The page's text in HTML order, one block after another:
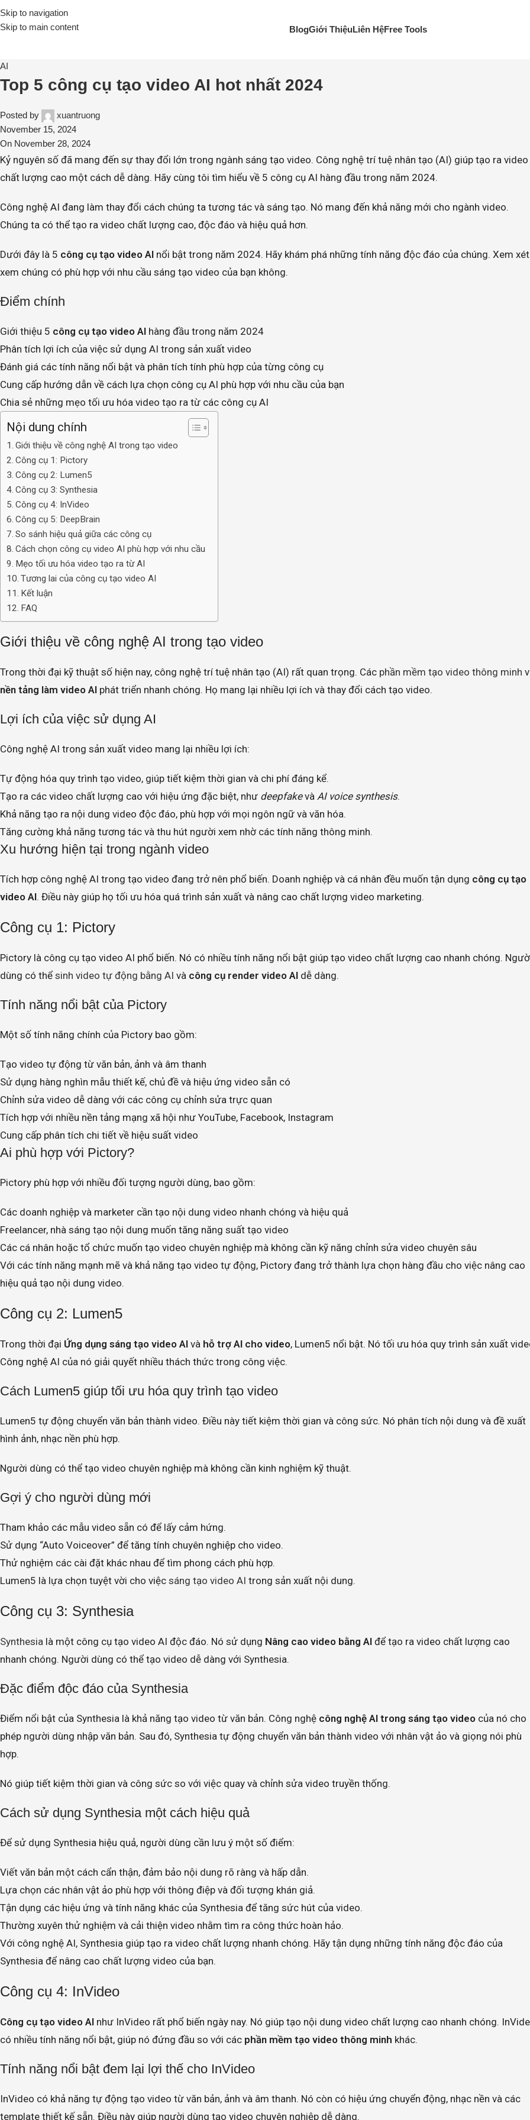
Skip to navigation
Skip to main content
BlogGiới ThiệuLiên HệFree Tools
AI
Top 5 công cụ tạo video AI hot nhất 2024
Posted by
xuantruong
November 15, 2024
On November 28, 2024
Kỷ nguyên số đã mang đến sự thay đổi lớn trong ngành sáng tạo video. Công nghệ trí tuệ nhân tạo (AI) giúp tạo ra video
chất lượng cao một cách dễ dàng. Hãy cùng tôi tìm hiểu về 5 công cụ AI hàng đầu trong năm 2024.
Công nghệ AI đang làm thay đổi cách chúng ta tương tác và sáng tạo. Nó mang đến khả năng mới cho ngành video.
Chúng ta có thể tạo ra video chất lượng cao, độc đáo và hiệu quả hơn.
Dưới đây là 5 công cụ tạo video AI nổi bật trong năm 2024. Hãy khám phá những tính năng độc đáo của chúng. Xem xét
xem chúng có phù hợp với nhu cầu sáng tạo video của bạn không.
Điểm chính
Giới thiệu 5 công cụ tạo video AI hàng đầu trong năm 2024
Phân tích lợi ích của việc sử dụng AI trong sản xuất video
Đánh giá các tính năng nổi bật và phân tích tính phù hợp của từng công cụ
Cung cấp hướng dẫn về cách lựa chọn công cụ AI phù hợp với nhu cầu của bạn
Chia sẻ những mẹo tối ưu hóa video tạo ra từ các công cụ AI
Nội dung chính
Giới thiệu về công nghệ AI trong tạo video
Công cụ 1: Pictory
Công cụ 2: Lumen5
Công cụ 3: Synthesia
Công cụ 4: InVideo
Công cụ 5: DeepBrain
So sánh hiệu quả giữa các công cụ
Cách chọn công cụ video AI phù hợp với nhu cầu
Mẹo tối ưu hóa video tạo ra từ AI
Tương lai của công cụ tạo video AI
Kết luận
FAQ
Giới thiệu về công nghệ AI trong tạo video
Trong thời đại kỹ thuật số hiện nay, công nghệ trí tuệ nhân tạo (AI) rất quan trọng. Các phần mềm tạo video thông minh
nền tảng làm video AI phát triển nhanh chóng. Họ mang lại nhiều lợi ích và thay đổi cách tạo video.
Lợi ích của việc sử dụng AI
Công nghệ AI trong sản xuất video mang lại nhiều lợi ích:
Tự động hóa quy trình tạo video, giúp tiết kiệm thời gian và chi phí đáng kể.
Tạo ra các video chất lượng cao với hiệu ứng đặc biệt, như deepfakevà AI voice synthesis.
Khả năng tạo ra nội dung video độc đáo, phù hợp với mọi ngôn ngữ và văn hóa.
Tăng cường khả năng tương tác và thu hút người xem nhờ các tính năng thông minh.
Xu hướng hiện tại trong ngành video
Tích hợp công nghệ AI trong tạo video đang trở nên phổ biến. Doanh nghiệp và cá nhân đều muốn tận dụng công cụ tạo
video AI. Điều này giúp họ tối ưu hóa quá trình sản xuất và nâng cao chất lượng video marketing.
Công cụ 1: Pictory
Pictory là công cụ tạo video AI phổ biến. Nó có nhiều tính năng nổi bật giúp tạo video chất lượng cao nhanh chóng.
dùng có thể sinh video tự động bằng AI và công cụ render video AI dễ dàng.
Tính năng nổi bật của Pictory
Một số tính năng chính của Pictory bao gồm:
Tạo video tự động từ văn bản, ảnh và âm thanh
Sử dụng hàng nghìn mẫu thiết kế, chủ đề và hiệu ứng video sẵn có
Chỉnh sửa video dễ dàng với các công cụ chỉnh sửa trực quan
Tích hợp với nhiều nền tảng mạng xã hội như YouTube, Facebook, Instagram
Cung cấp phân tích chi tiết về hiệu suất video
Ai phù hợp với Pictory?
Pictory phù hợp với nhiều đối tượng người dùng, bao gồm:
Các doanh nghiệp và marketer cần tạo nội dung video nhanh chóng và hiệu quả
Freelancer, nhà sáng tạo nội dung muốn tăng năng suất tạo video
Các cá nhân hoặc tổ chức muốn tạo video chuyên nghiệp mà không cần kỹ năng chỉnh sửa video chuyên sâu
Với các tính năng mạnh mẽ và khả năng tạo video tự động, Pictory đang trở thành lựa chọn hàng đầu cho việc nâng cao
hiệu quả tạo nội dung video.
Công cụ 2: Lumen5
Trong thời đại Ứng dụng sáng tạo video AI và hỗ trợ AI cho video, Lumen5 nổi bật. Nó tối ưu hóa quy trình sản xuất
Công nghệ AI của nó giải quyết nhiều thách thức trong công việc.
Cách Lumen5 giúp tối ưu hóa quy trình tạo video
Lumen5 tự động chuyển văn bản thành video. Điều này tiết kiệm thời gian và công sức. Nó phân tích nội dung và đề xuất
hình ảnh, nhạc nền phù hợp.
Người dùng có thể tạo video chuyên nghiệp mà không cần kinh nghiệm kỹ thuật.
Gợi ý cho người dùng mới
Tham khảo các mẫu video sẵn có để lấy cảm hứng.
Sử dụng “Auto Voiceover” để tăng tính chuyên nghiệp cho video.
Thử nghiệm các cài đặt khác nhau để tìm phong cách phù hợp.
Lumen5 là lựa chọn tuyệt vời cho việc sáng tạo video AI trong sản xuất nội dung.
Công cụ 3: Synthesia
Synthesia là một công cụ tạo video AI độc đáo. Nó sử dụng Nâng cao video bằng AI để tạo ra video chất lượng cao
nhanh chóng. Người dùng có thể tạo video dễ dàng với Synthesia.
Đặc điểm độc đáo của Synthesia
Điểm nổi bật của Synthesia là khả năng tạo video từ văn bản. Công nghệ công nghệ AI trong sáng tạo video của nó cho
phép người dùng nhập văn bản. Sau đó, Synthesia tự động chuyển văn bản thành video với nhân vật ảo và giọng nói phù
hợp.
Nó giúp tiết kiệm thời gian và công sức so với việc quay và chỉnh sửa video truyền thống.
Cách sử dụng Synthesia một cách hiệu quả
Để sử dụng Synthesia hiệu quả, người dùng cần lưu ý một số điểm:
Viết văn bản một cách cẩn thận, đảm bảo nội dung rõ ràng và hấp dẫn.
Lựa chọn các nhân vật ảo phù hợp với thông điệp và đối tượng khán giả.
Tận dụng các hiệu ứng và tính năng khác của Synthesia để tăng sức hút của video.
Thường xuyên thử nghiệm và cải thiện video nhằm tìm ra công thức hoàn hảo.
Với công nghệ AI, Synthesia giúp tạo ra video chất lượng nhanh chóng. Hãy tận dụng những tính năng độc đáo của
Synthesia để nâng cao chất lượng video của bạn.
Công cụ 4: InVideo
Công cụ tạo video AI như InVideo rất phổ biến ngày nay. Nó giúp tạo nội dung video chất lượng cao nhanh chóng.
có nhiều tính năng nổi bật, giúp nó đứng đầu so với các phần mềm tạo video thông minh khác.
Tính năng nổi bật đem lại lợi thế cho InVideo
InVideo có khả năng tự động tạo video từ văn bản, ảnh và âm thanh. Nó còn có hiệu ứng chuyển động, nhạc nền và các
template thiết kế sẵn. Điều này giúp người dùng tạo video chuyên nghiệp dễ dàng.